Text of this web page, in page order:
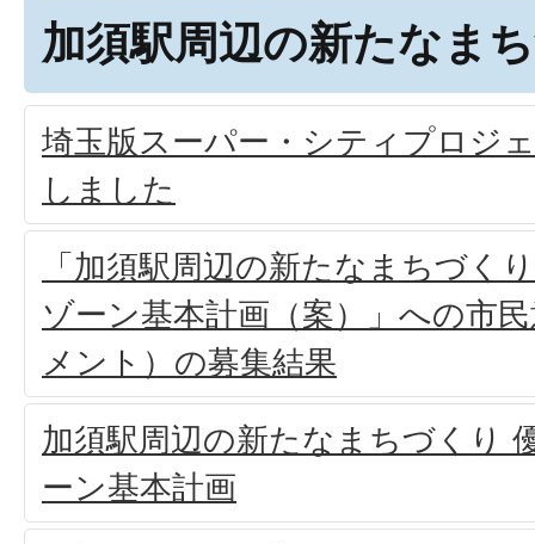
加須駅周辺の新たなま
埼玉版スーパー・シティプロジ
しました
「加須駅周辺の新たなまちづく
ゾーン基本計画（案）」への市
メント）の募集結果
加須駅周辺の新たなまちづくり
ーン基本計画